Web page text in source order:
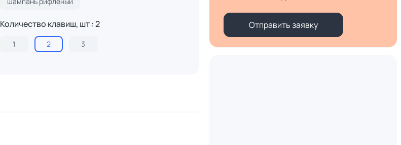
Количество клавиш, шт : 2
1 2 3
Отправить заявку